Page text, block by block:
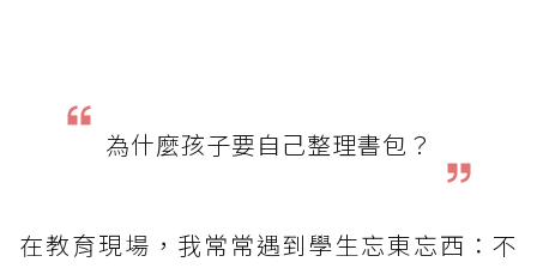
為什麼孩子要自己整理書包？
在教育現場，我常常遇到學生忘東忘西：不